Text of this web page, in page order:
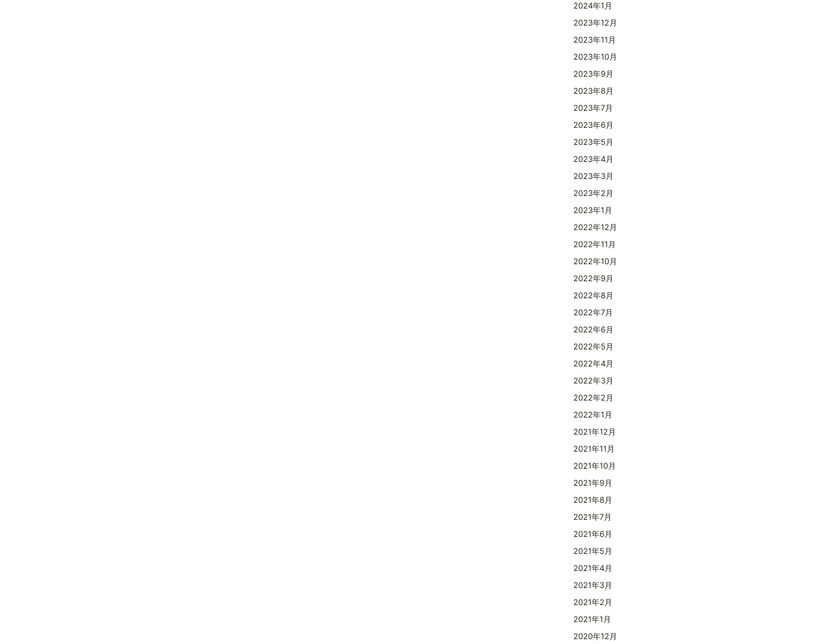
2024年1月
2023年12月
2023年11月
2023年10月
2023年9月
2023年8月
2023年7月
2023年6月
2023年5月
2023年4月
2023年3月
2023年2月
2023年1月
2022年12月
2022年11月
2022年10月
2022年9月
2022年8月
2022年7月
2022年6月
2022年5月
2022年4月
2022年3月
2022年2月
2022年1月
2021年12月
2021年11月
2021年10月
2021年9月
2021年8月
2021年7月
2021年6月
2021年5月
2021年4月
2021年3月
2021年2月
2021年1月
2020年12月